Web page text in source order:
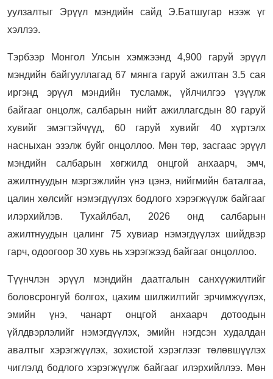
уулзалтыг Эрүүл мэндийн сайд Э.Батшугар нээж үг
хэллээ.
Тэрбээр Монгол Улсын хэмжээнд 4,900 гаруй эрүүл
мэндийн байгууллагад 67 мянга гаруй ажилтан 3.5 сая
иргэнд эрүүл мэндийн тусламж, үйлчилгээ үзүүлж
байгааг онцолж, салбарын нийт ажиллагсдын 80 гаруй
хувийг эмэгтэйчүүд, 60 гаруй хувийг 40 хүртэлх
насныхан эзэлж буйг онцоллоо. Мөн төр, засгаас эрүүл
мэндийн салбарын хөгжилд онцгой анхаарч, эмч,
ажилтнуудын мэргэжлийн үнэ цэнэ, нийгмийн баталгаа,
цалин хөлсийг нэмэгдүүлэх бодлого хэрэгжүүлж байгааг
илэрхийлэв. Тухайлбал, 2026 онд салбарын
ажилтнуудын цалинг 75 хувиар нэмэгдүүлэх шийдвэр
гарч, одоогоор 30 хувь нь хэрэгжээд байгааг онцоллоо.
Түүнчлэн эрүүл мэндийн даатгалын санхүүжилтийг
боловсронгуй болгох, цахим шилжилтийг эрчимжүүлэх,
эмийн үнэ, чанарт онцгой анхаарч дотоодын
үйлдвэрлэлийг нэмэгдүүлэх, эмийн нэгдсэн худалдан
авалтыг хэрэгжүүлэх, зохистой хэрэглээг төлөвшүүлэх
чиглэлд бодлого хэрэгжүүлж байгааг илэрхийллээ. Мөн